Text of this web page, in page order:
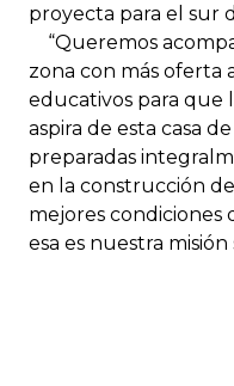
proyecta para el sur
“Queremos
zona con más oferta
educativos para que
aspira de esta casa
preparadas
en la construcción
mejores condiciones
esa es nuestra